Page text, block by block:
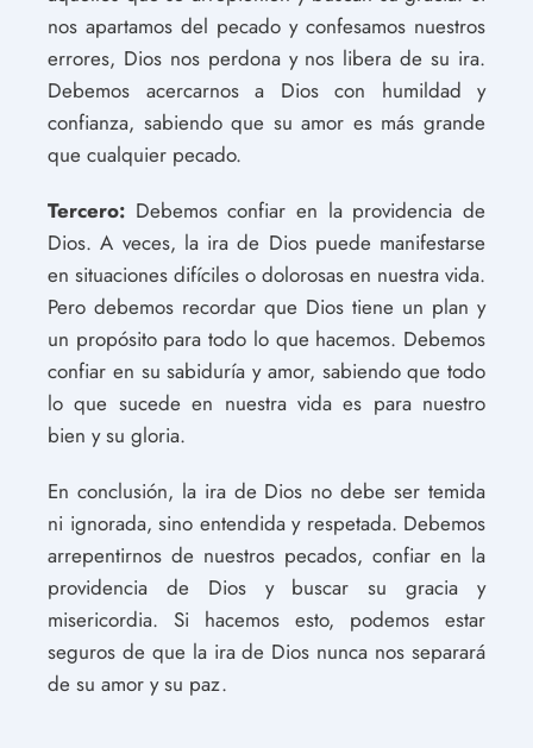
nos apartamos del pecado y confesamos nuestros
errores, Dios nos perdona y nos libera de su ira.
Debemos acercarnos a Dios con humildad y
confianza, sabiendo que su amor es más grande
que cualquier pecado.
Tercero: Debemos confiar en la providencia de
Dios. A veces, la ira de Dios puede manifestarse
en situaciones difíciles o dolorosas en nuestra vida.
Pero debemos recordar que Dios tiene un plan y
un propósito para todo lo que hacemos. Debemos
confiar en su sabiduría y amor, sabiendo que todo
lo que sucede en nuestra vida es para nuestro
bien y su gloria.
En conclusión, la ira de Dios no debe ser temida
ni ignorada, sino entendida y respetada. Debemos
arrepentirnos de nuestros pecados, confiar en la
providencia de Dios y buscar su gracia y
misericordia. Si hacemos esto, podemos estar
seguros de que la ira de Dios nunca nos separará
de su amor y su paz.